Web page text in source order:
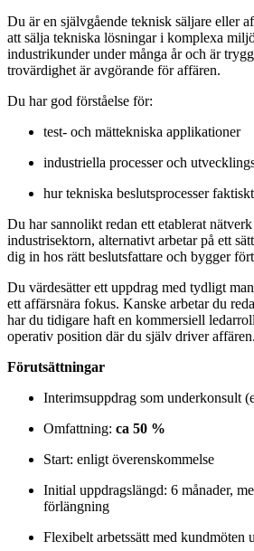
Du är en självgående teknisk säljare eller
att sälja tekniska lösningar i komplexa
industrikunder under många år och är
trovärdighet är avgörande för affären.
Du har god förståelse för:
test- och mättekniska applikationer
industriella processer och
hur tekniska beslutsprocesser
Du har sannolikt redan ett etablerat
industrisektorn, alternativt arbetar på ett
dig in hos rätt beslutsfattare och bygger
Du värdesätter ett uppdrag med tydligt
ett affärsnära fokus. Kanske arbetar du
har du tidigare haft en kommersiell
operativ position där du själv driver affären.
Förutsättningar
Interimsuppdrag som underkonsult
Omfattning: ca 50 %
Start: enligt överenskommelse
Initial uppdragslängd: 6 månader,
förlängning
Flexibelt arbetssätt med kundmöten